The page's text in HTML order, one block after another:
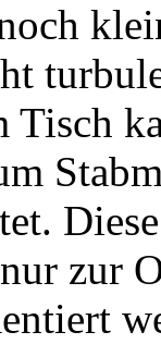
Tisch
zur